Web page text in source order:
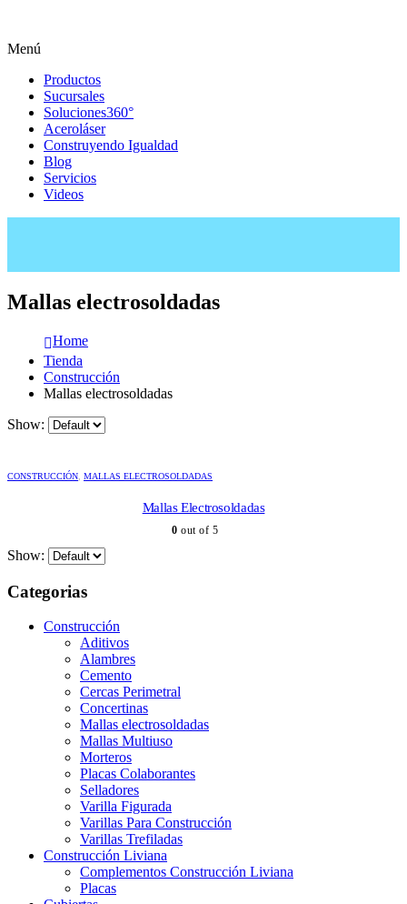
Menú
Productos
Sucursales
Soluciones360°
Aceroláser
Construyendo Igualdad
Blog
Servicios
Videos
Mallas electrosoldadas
Home
Tienda
Construcción
Mallas electrosoldadas
Show:
CONSTRUCCIÓN MALLAS ELECTROSOLDADAS
Mallas Electrosoldadas
0 out of 5
Show:
Categorias
Construcción
Aditivos
Alambres
Cemento
Cercas Perimetral
Concertinas
Mallas electrosoldadas
Mallas Multiuso
Morteros
Placas Colaborantes
Selladores
Varilla Figurada
Varillas Para Construcción
Varillas Trefiladas
Construcción Liviana
Complementos Construcción Liviana
Placas